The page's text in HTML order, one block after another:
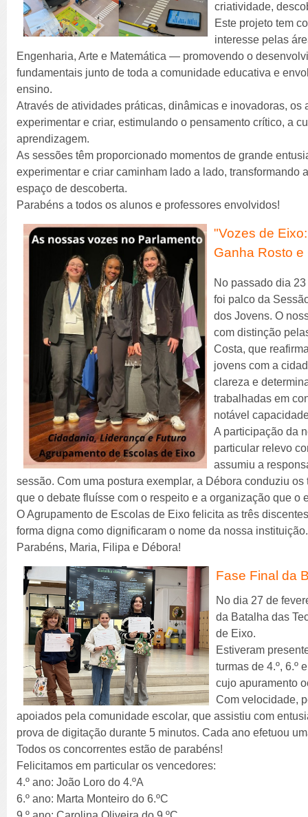
criatividade,
Este projeto tem
interesse pelas
Engenharia, Arte e Matemática — promovendo o
fundamentais junto de toda a comunidade educativa e
ensino.
Através de atividades práticas, dinâmicas e inovadoras, os
experimentar e criar, estimulando o pensamento crítico, a
aprendizagem.
As sessões têm proporcionado momentos de grande
experimentar e criar caminham lado a lado, transformando
espaço de descoberta.
Parabéns a todos os alunos e professores envolvidos!
"Vozes de
Ganha Rosto e
No passado dia
foi palco da
dos Jovens. O
com distinção
Costa, que
jovens com a
clareza e
trabalhadas em
notável
A participação da
particular relevo
assumiu a
sessão. Com uma postura exemplar, a Débora conduziu
que o debate fluísse com o respeito e a organização que o
O Agrupamento de Escolas de Eixo felicita as três
forma digna como dignificaram o nome da nossa instituição.
Parabéns, Maria, Filipa e Débora!
Fase Final da
No dia 27 de
da Batalha das
de Eixo.
Estiveram
turmas de 4.º, 6.º
cujo apuramento
Com velocidade,
apoiados pela comunidade escolar, que assistiu com
prova de digitação durante 5 minutos. Cada ano efetuou
Todos os concorrentes estão de parabéns!
Felicitamos em particular os vencedores:
4.º ano: João Loro do 4.ºA
6.º ano: Marta Monteiro do 6.ºC